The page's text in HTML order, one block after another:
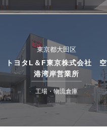
東京都大田区
トヨタL＆F東京株式会社 空
港湾岸営業所
工場・物流倉庫